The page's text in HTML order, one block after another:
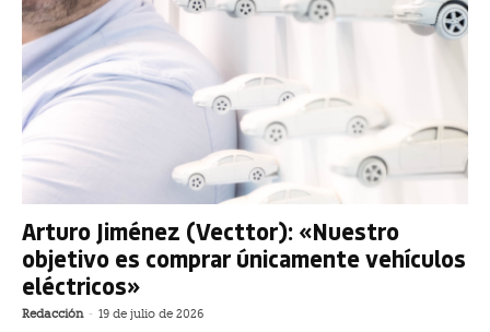
Arturo Jiménez (Vecttor): «Nuestro
objetivo es comprar únicamente vehículos
eléctricos»
Redacción - 19 de julio de 2026